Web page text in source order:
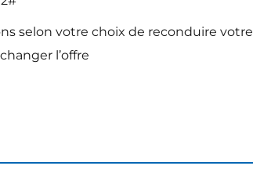
selon votre choix de reconduire votre
l’offre